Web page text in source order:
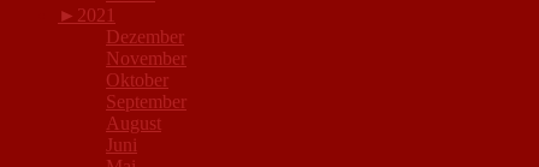
► 2021
Dezember
November
Oktober
September
August
Juni